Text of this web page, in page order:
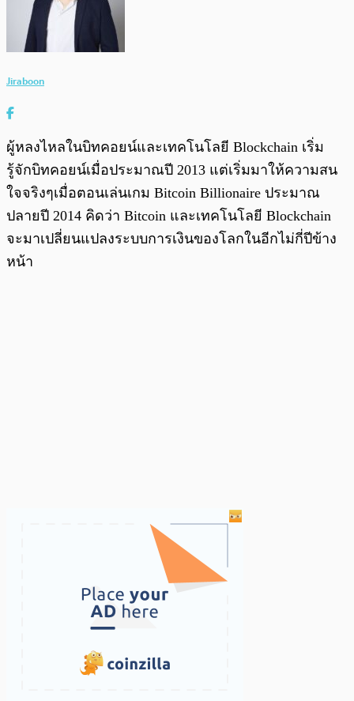
Jiraboon
ผู้หลงไหลในบิทคอยน์และเทคโนโลยี Blockchain เริ่ม
รู้จักบิทคอยน์เมื่อประมาณปี 2013 แต่เริ่มมาให้ความสน
ใจจริงๆเมื่อตอนเล่นเกม Bitcoin Billionaire ประมาณ
ปลายปี 2014 คิดว่า Bitcoin และเทคโนโลยี Blockchain
จะมาเปลี่ยนแปลงระบบการเงินของโลกในอีกไม่กี่ปีข้าง
หน้า